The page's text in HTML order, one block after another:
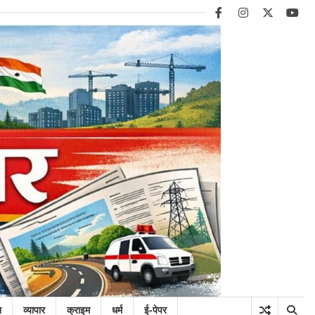
facebookinstagram
twitter
व्यापार क्राइम धर्म ई-पेपर